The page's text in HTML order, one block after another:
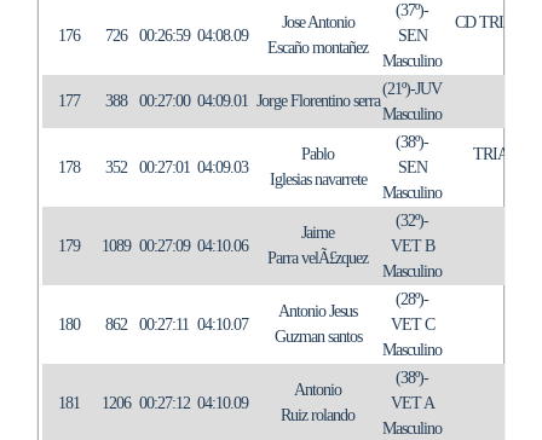
176 726 00:26:59 04:08.09
Jose Antonio
Escaño montañez
(37º)-
SEN
Masculino
CD
177 388 00:27:00 04:09.01 Jorge Florentino serra
(21º)-JUV
Masculino
178 352 00:27:01 04:09.03
Pablo
Iglesias navarrete
(38º)-
SEN
Masculino
179 1089 00:27:09 04:10.06
Jaime
Parra velÃ£zquez
(32º)-
VET B
Masculino
180 862 00:27:11 04:10.07
Antonio Jesus
Guzman santos
(28º)-
VET C
Masculino
181 1206 00:27:12 04:10.09
Antonio
Ruiz rolando
(38º)-
VET A
Masculino